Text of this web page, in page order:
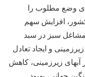
وضع مطلوب را
افزایش سهم
مشاغل سبز در سبد
و ایجاد تعادل
آبهای زیرزمینی، کاهش